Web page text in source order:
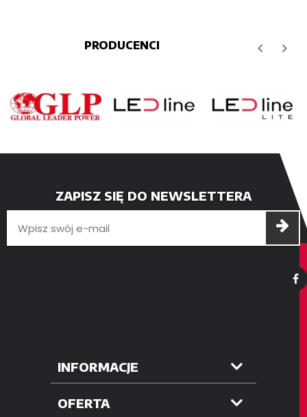
PRODUCENCI
ZAPISZ SIĘ DO NEWSLETTERA
INFORMACJE
OFERTA